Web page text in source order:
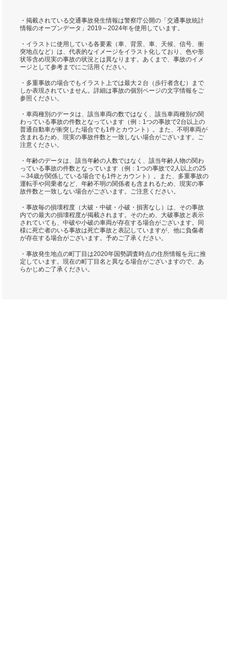
・掲載されている交通事故発生情報は警察庁公開の「交通事故統計
情報のオープンデータ」2019～2024年を使用しています。
・イラストに使用している各要素（車、背景、車、天候、信号、衝
突地点など）は、代表的なイメージをイラスト化しており、色や形
状等含め現実の事故の状況とは異なります。あくまで、事故のイメ
ージとして参考までにご活用ください。
・多重事故の場合でもイラスト上では最大２台（歩行者含む）まで
しか表現されていません。詳細は事故の個別ページの文字情報をご
参照ください。
・車両種別のデータは、該当車両の数ではなく、該当車両種別の関
わっている事故の件数となっています（例：1つの事故で2台以上の
普通自動車が衝突した場合でも1件とカウント）。また、不明車両が
含まれるため、現実の事故件数と一致しない場合がございます。ご
注意ください。
・年齢のデータは、該当年齢の人数ではなく、該当年齢人物の関わ
っている事故の件数となっています（例：1つの事故で2人以上の25
～34歳が関係している場合でも1件とカウント）。また、多重事故の
運転手や同乗者など、年齢不明の関係者も含まれるため、現実の事
故件数と一致しない場合がございます。ご注意ください。
・事故毎の損壊程度（大破・中破・小破・損害なし）は、その事故
内での最大の損壊程度が掲載されます。そのため、大破事故と表示
されていても、中破や小破の車両が存在する場合がございます。同
様に死亡者のいる事故は死亡事故と表記していますが、他に負傷者
が存在する場合がございます。予めご了承ください。
・事故発生地点の町丁目は2020年国勢調査時点の住所情報を元に推
定しています。現在の町丁目名と異なる場合がございますので、あ
らかじめご了承ください。